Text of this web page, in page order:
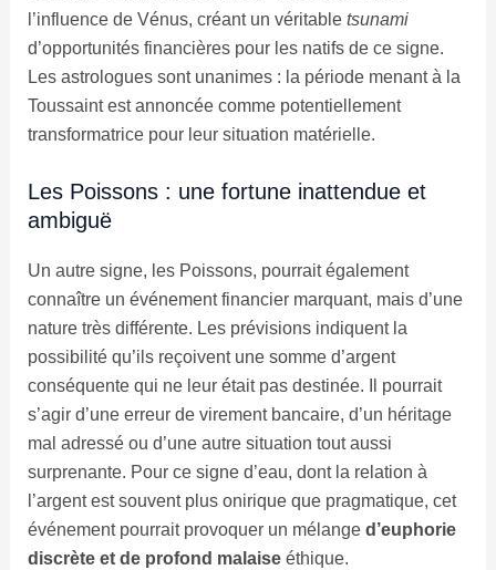
l’influence de Vénus, créant un véritable tsunami
d’opportunités financières pour les natifs de ce signe.
Les astrologues sont unanimes : la période menant à la
Toussaint est annoncée comme potentiellement
transformatrice pour leur situation matérielle.
Les Poissons : une fortune inattendue et
ambiguë
Un autre signe, les Poissons, pourrait également
connaître un événement financier marquant, mais d’une
nature très différente. Les prévisions indiquent la
possibilité qu’ils reçoivent une somme d’argent
conséquente qui ne leur était pas destinée. Il pourrait
s’agir d’une erreur de virement bancaire, d’un héritage
mal adressé ou d’une autre situation tout aussi
surprenante. Pour ce signe d’eau, dont la relation à
l’argent est souvent plus onirique que pragmatique, cet
événement pourrait provoquer un mélange d’euphorie
discrète et de profond malaiseéthique.